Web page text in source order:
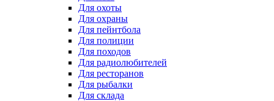
Для охоты
Для охраны
Для пейнтбола
Для полиции
Для походов
Для радиолюбителей
Для ресторанов
Для рыбалки
Для склада